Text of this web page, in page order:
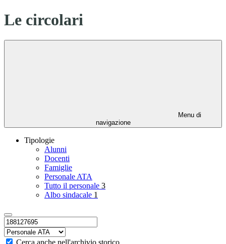
Le circolari
Menu di
navigazione
Tipologie
Alunni
Docenti
Famiglie
Personale ATA
Tutto il personale 3
Albo sindacale 1